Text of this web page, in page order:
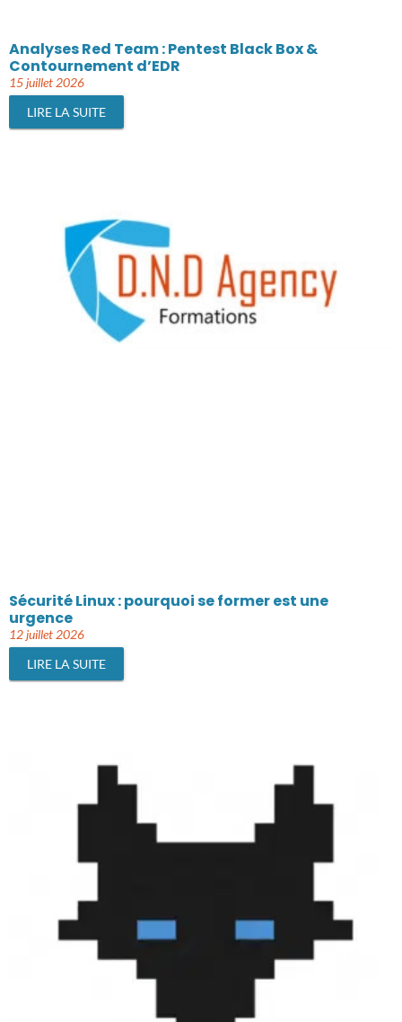
Analyses Red Team : Pentest Black Box &
Contournement d’EDR
15 juillet 2026
LIRE LA SUITE
Sécurité Linux : pourquoi se former est une
urgence
12 juillet 2026
LIRE LA SUITE